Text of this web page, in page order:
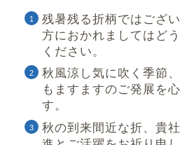
残暑残る折柄ではござ
方におかれましてはど
ください。
秋風涼し気に吹く季節
もますますのご発展を
す。
秋の到来間近な折、貴